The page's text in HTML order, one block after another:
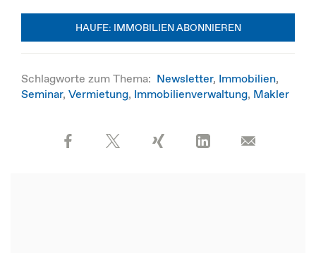
HAUFE: IMMOBILIEN ABONNIEREN
Schlagworte zum Thema: Newsletter, Immobilien,
Seminar, Vermietung, Immobilienverwaltung, Makler